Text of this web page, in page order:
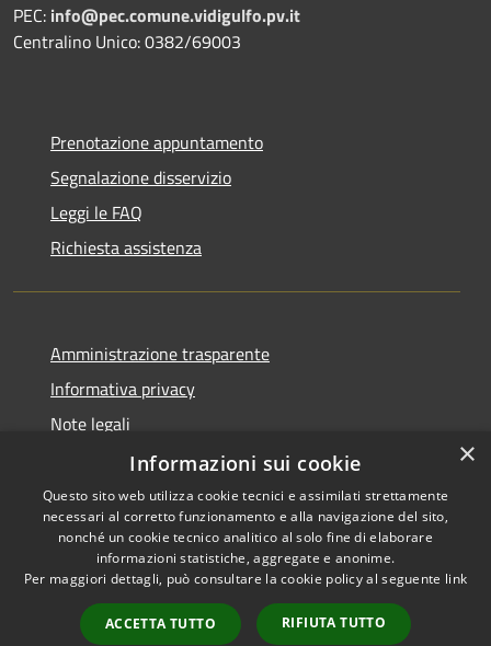
PEC: info@pec.comune.vidigulfo.pv.it
Centralino Unico: 0382/69003
Prenotazione appuntamento
Segnalazione disservizio
Leggi le FAQ
Richiesta assistenza
Amministrazione trasparente
Informativa privacy
Note legali
Dichiarazione di accessibilità
RSS
Accessibilità
Copyright © 2026 • Comune di
Municipium•
Accesso
×
Informazioni sui cookie
Questo sito web utilizza cookie tecnici e assimilati strettamente
necessari al corretto funzionamento e alla navigazione del sito,
nonché un cookie tecnico analitico al solo fine di elaborare
informazioni statistiche, aggregate e anonime.
Per maggiori dettagli, può consultare la cookie policy al seguente link
ACCETTA TUTTO RIFIUTA TUTTO